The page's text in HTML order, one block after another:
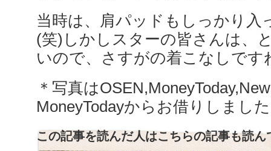
当時は、肩パッドもしっかり入
(笑)しかしスターの皆さんは、
いので、さすがの着こなしです
＊写真は
MoneyTodayからお借りしまし
この記事を読んだ人はこちらの記事も読ん